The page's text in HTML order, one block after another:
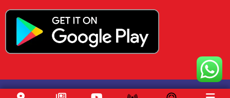
Copyright © 2025 News Lemon Choose|Design by Traffic